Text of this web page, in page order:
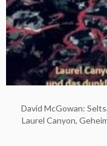
David McGowan:
Laurel Canyon,